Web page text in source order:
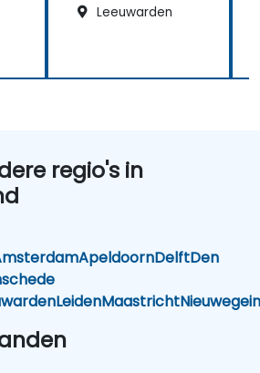
Leeuwarden
regio's in
ApeldoornDelftDen
LeidenMaastrichtNieuwegein